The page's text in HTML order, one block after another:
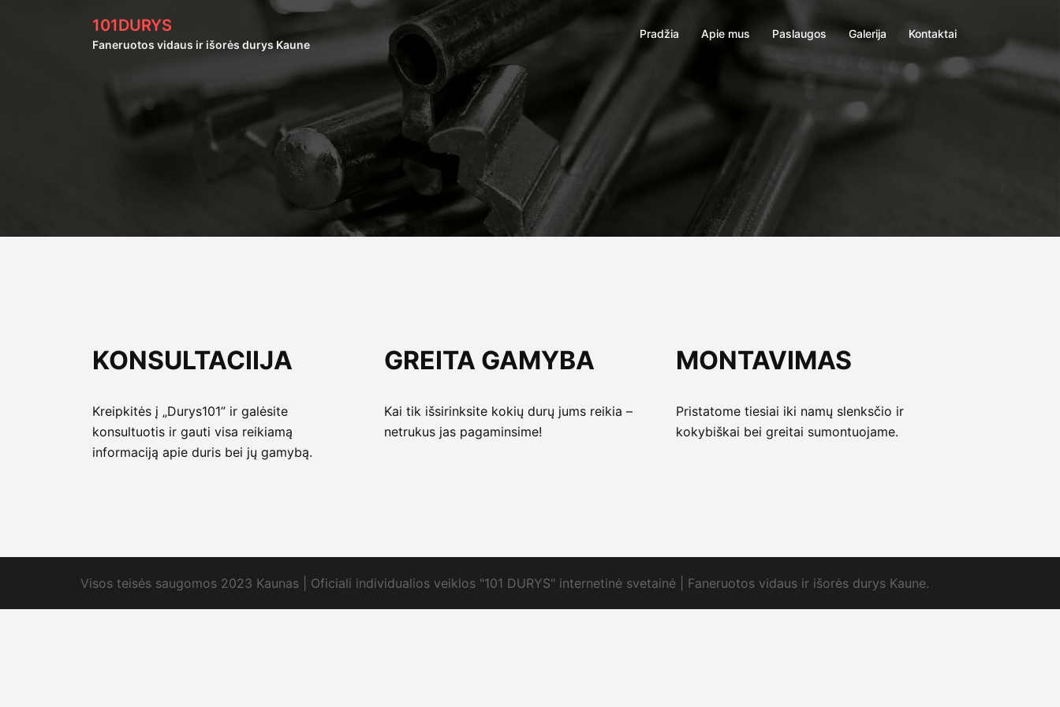
101DURYS
Faneruotos vidaus ir išorės durys Kaune
Pradžia Apie mus Paslaugos Galerija Kontaktai
KONSULTACIIJA
Kreipkitės į „Durys101” ir galėsite
konsultuotis ir gauti visa reikiamą
informaciją apie duris bei jų gamybą.
GREITA GAMYBA
Kai tik išsirinksite kokių durų jums reikia –
netrukus jas pagaminsime!
MONTAVIMAS
Pristatome tiesiai iki namų slenksčio ir
kokybiškai bei greitai sumontuojame.
Visos teisės saugomos 2023 Kaunas | Oficiali individualios veiklos "101 DURYS" internetinė svetainė | Faneruotos vidaus ir išorės durys Kaune.